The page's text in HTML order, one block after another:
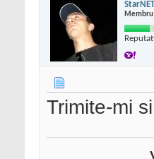
StarNET
Membru
Trimite-mi